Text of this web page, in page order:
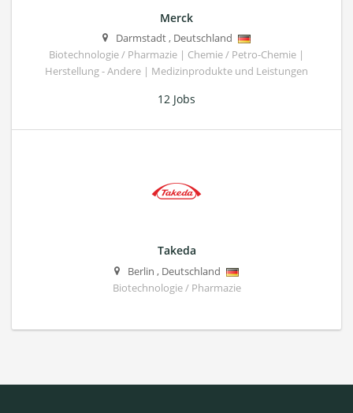
Merck
Darmstadt, Deutschland
Biotechnologie / Pharmazie | Chemie / Petro-Chemie |
Herstellung - Andere | Medizinprodukte und Leistungen
12 Jobs
Takeda
Berlin , Deutschland
Biotechnologie / Pharmazie